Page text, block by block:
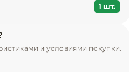
160х1408 мм;
1 шт.
и условиями покупки.